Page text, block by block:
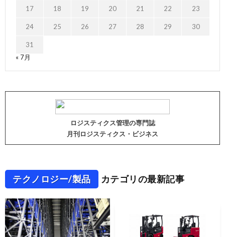
17 18 19 20 21 22 23
24 25 26 27 28 29 30
31
« 7月
ロジスティクス管理の専門誌
月刊ロジスティクス・ビジネス
テクノロジー/製品 カテゴリの最新記事